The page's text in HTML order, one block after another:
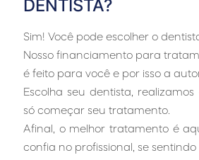
DENTISTA?
Sim! Você pode escolher o
Nosso financiamento para
é feito para você e por isso a
Escolha seu dentista,
só começar seu tratamento.
Afinal, o melhor tratamento é
confia no profissional, se